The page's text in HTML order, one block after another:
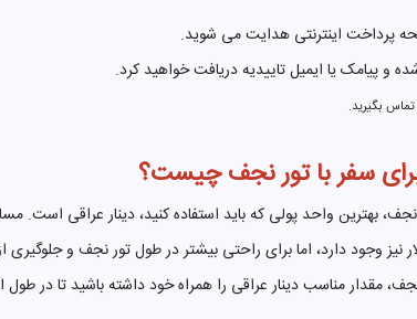
پرداخت اینترنتی هدایت می شوید.
و پیامک یا ایمیل تاییدیه دریافت خواهید کرد.
تماس بگیرید.
سفر با تور نجف چیست؟
بهترین واحد پولی که باید استفاده کنید، دینار عراقی است.
نیز وجود دارد، اما برای راحتی بیشتر در طول تور نجف و جلوگیری
مقدار مناسب دینار عراقی را همراه خود داشته باشید تا در